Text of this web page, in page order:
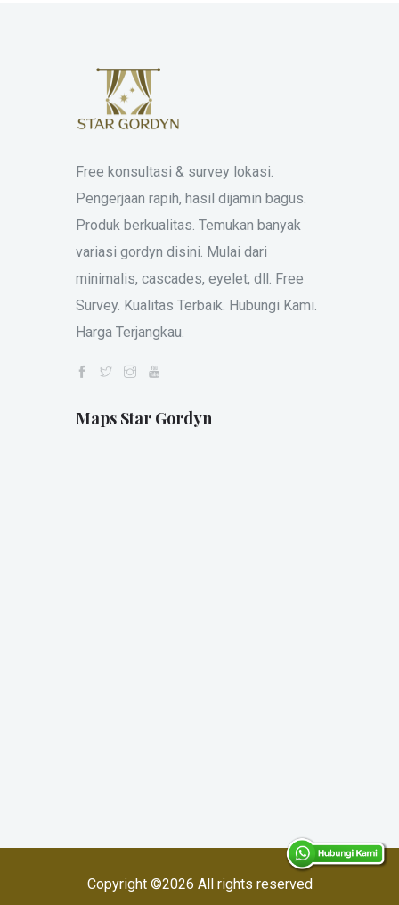
Free konsultasi & survey lokasi.
Pengerjaan rapih, hasil dijamin bagus.
Produk berkualitas. Temukan banyak
variasi gordyn disini. Mulai dari
minimalis, cascades, eyelet, dll. Free
Survey. Kualitas Terbaik. Hubungi Kami.
Harga Terjangkau.
Maps Star Gordyn
Copyright ©2026 All rights reserved